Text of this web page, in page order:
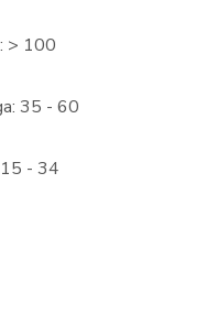
> 100
35 - 60
- 34